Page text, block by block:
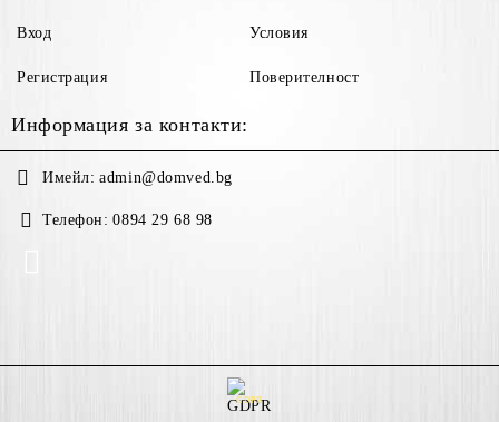
Вход
Регистрация
Условия
Поверителност
Информация за контакти:
Имейл: admin@domved.bg
Телефон: 0894 29 68 98
GDPR